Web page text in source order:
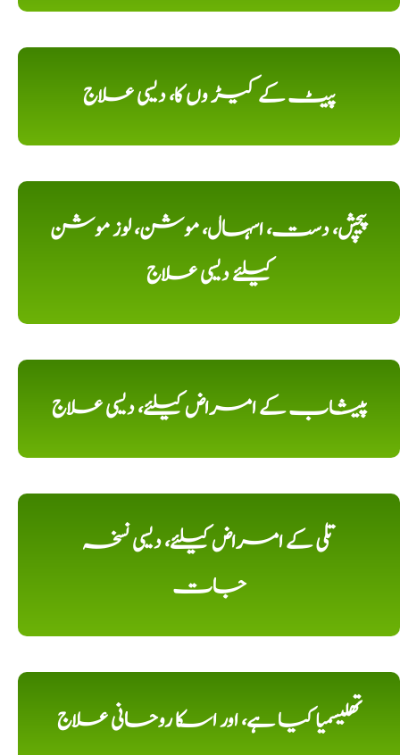
پیٹ کے کیڑ وں کا، دیسی علاج
پیچش، دست، اسہال، موشن، لوز موشن
کیلئے دیسی علاج
پیشاب کے امراض کیلئے، دیسی علاج
تلی کے امراض کیلئے، دیسی نسخہ
جات
تھلیسمیا کیا ہے، اور اسکا روحانی علاج